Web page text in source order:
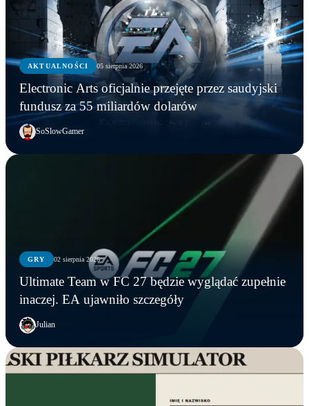
AKTUALNOŚCI 05 sierpnia 2026
Electronic Arts oficjalnie przejęte przez saudyjski
fundusz za 55 miliardów dolarów
SoSlowGamer
GRY 02 sierpnia 2026
Ultimate Team w FC 27 będzie wyglądać zupełnie
inaczej. EA ujawniło szczegóły
Julian